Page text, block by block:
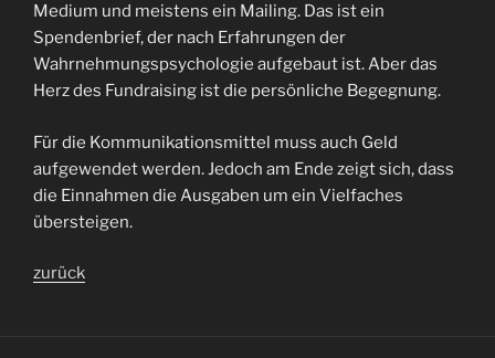
Medium und meistens ein Mailing. Das ist ein
Spendenbrief, der nach Erfahrungen der
Wahrnehmungspsychologie aufgebaut ist. Aber das
Herz des Fundraising ist die persönliche Begegnung.
Für die Kommunikationsmittel muss auch Geld
aufgewendet werden. Jedoch am Ende zeigt sich, dass
die Einnahmen die Ausgaben um ein Vielfaches
übersteigen.
zurück